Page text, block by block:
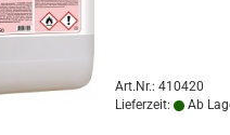
Art.Nr.: 410420
Lieferzeit:
Ab